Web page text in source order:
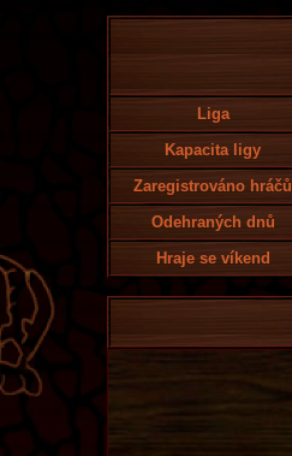
Liga
Kapacita ligy
Zaregistrováno hráčů
Odehraných dnů
Hraje se víkend